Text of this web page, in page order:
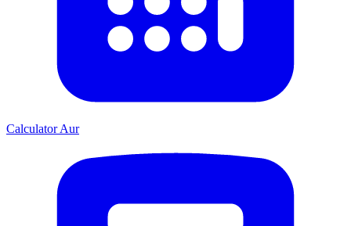
Calculator Aur